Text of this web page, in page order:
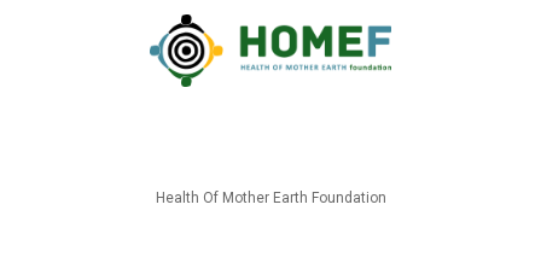
Health Of Mother Earth Foundation